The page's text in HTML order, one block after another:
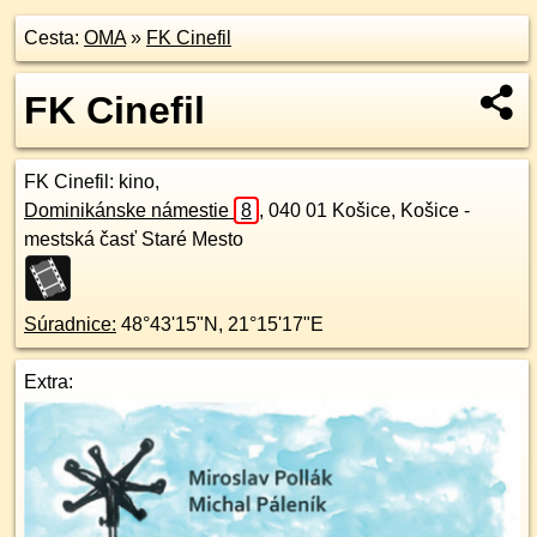
Cesta: OMA» FK Cinefil
FK Cinefil
FK Cinefil : kino,
Dominikánske námestie 8 , 040 01 Košice, Košice -
mestská časť Staré Mesto
Súradnice: 48°43'15"N , 21°15'17"E
Extra: